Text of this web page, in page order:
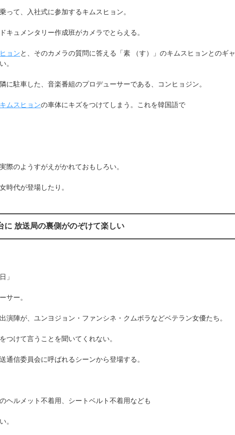
って、入社式に参加するキムスヒョン。
キュメンタリー作成班がカメラでとらえる。
ョンと、そのカメラの質問に答える「素 （す）」のキムスヒョンとのギャ
。
に駐車した、音楽番組のプロデューサーである、コンヒョジン。
キムスヒョンの車体にキズをつけてしまう。これを韓国語で
際のようすがえがかれておもしろい。
時代が登場したり。
に 放送局の裏側がのぞけて楽しい
」
サー。
演陣が、ユンヨジョン・ファンシネ・クムボラなどベテラン女優たち。
つけて言うことを聞いてくれない。
通信委員会に呼ばれるシーンから登場する。
ヘルメット不着用、シートベルト不着用なども
。